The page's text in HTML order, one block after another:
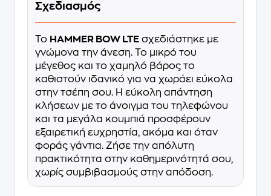
Σχεδιασμός
Το HAMMER BOW LTE σχεδιάστηκε με
γνώμονα την άνεση. Το μικρό του
μέγεθος και το χαμηλό βάρος το
καθιστούν ιδανικό για να χωράει εύκολα
στην τσέπη σου. Η εύκολη απάντηση
κλήσεων με το άνοιγμα του τηλεφώνου
και τα μεγάλα κουμπιά προσφέρουν
εξαιρετική ευχρηστία, ακόμα και όταν
φοράς γάντια. Ζήσε την απόλυτη
πρακτικότητα στην καθημερινότητά σου,
χωρίς συμβιβασμούς στην απόδοση.